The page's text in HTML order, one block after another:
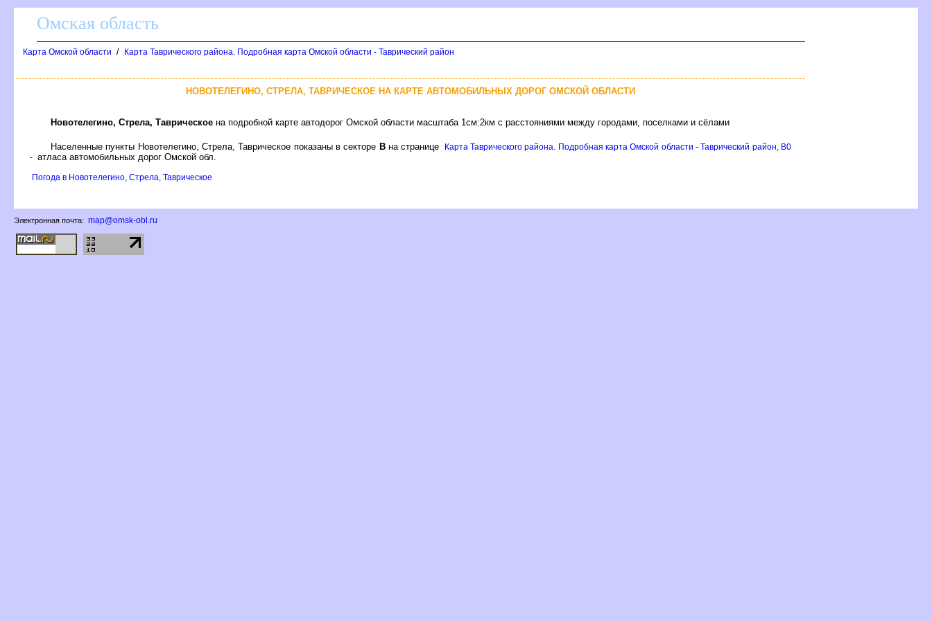
Омская область
Карта Омской области / Карта Таврического района. Подробная карта Омской области - Таврический район
НОВОТЕЛЕГИНО, СТРЕЛА, ТАВРИЧЕСКОЕ НА КАРТЕ АВТОМОБИЛЬНЫХ ДОРОГ ОМСКОЙ ОБЛАСТИ
Новотелегино, Стрела, Таврическое на подробной карте автодорог Омской области масштаба 1см:2км с расстояниями между городами, поселками и сёлами
Населенные пункты Новотелегино, Стрела, Таврическое показаны в секторе на странице
Карта Таврического района. Подробная карта Омской области - Таврический район, B0
- атласа автомобильных дорог Омской обл.
Погода в Новотелегино, Стрела, Таврическое
Электронная почта: map@omsk-obl.ru